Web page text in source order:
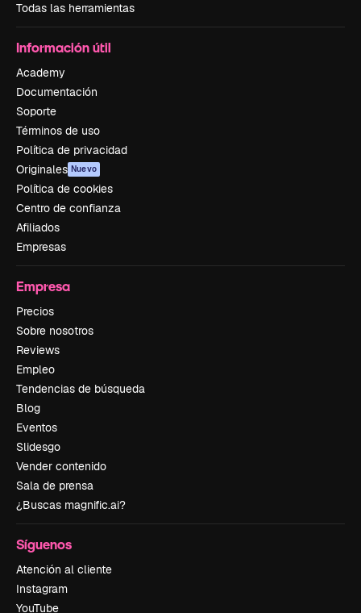
Todas las herramientas
Información útil
Academy
Documentación
Soporte
Términos de uso
Política de privacidad
Originales Nuevo
Política de cookies
Centro de confianza
Afiliados
Empresas
Empresa
Precios
Sobre nosotros
Reviews
Empleo
Tendencias de búsqueda
Blog
Eventos
Slidesgo
Vender contenido
Sala de prensa
¿Buscas magnific.ai?
Síguenos
Atención al cliente
Instagram
YouTube